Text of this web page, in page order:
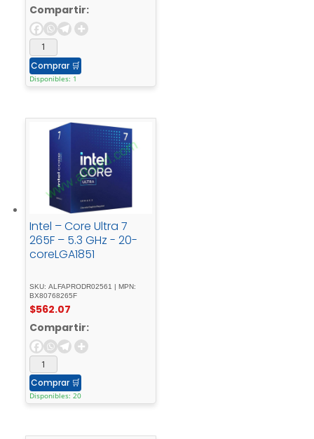
Compartir:
Comprar 🛒
Disponibles: 1
Intel – Core Ultra 7
265F – 5.3 GHz - 20-
coreLGA1851
SKU: ALFAPRODR02561 | MPN:
BX80768265F
$562.07
Compartir:
Comprar 🛒
Disponibles: 20